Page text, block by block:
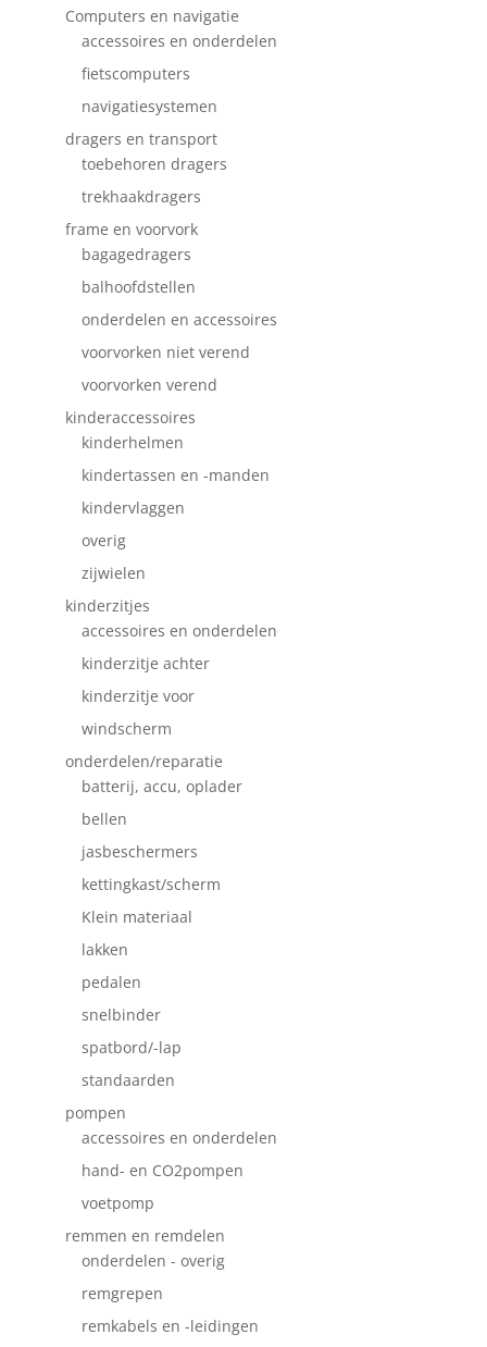
Computers en navigatie
accessoires en onderdelen
fietscomputers
navigatiesystemen
dragers en transport
toebehoren dragers
trekhaakdragers
frame en voorvork
bagagedragers
balhoofdstellen
onderdelen en accessoires
voorvorken niet verend
voorvorken verend
kinderaccessoires
kinderhelmen
kindertassen en -manden
kindervlaggen
overig
zijwielen
kinderzitjes
accessoires en onderdelen
kinderzitje achter
kinderzitje voor
windscherm
onderdelen/reparatie
batterij, accu, oplader
bellen
jasbeschermers
kettingkast/scherm
Klein materiaal
lakken
pedalen
snelbinder
spatbord/-lap
standaarden
pompen
accessoires en onderdelen
hand- en CO2pompen
voetpomp
remmen en remdelen
onderdelen - overig
remgrepen
remkabels en -leidingen